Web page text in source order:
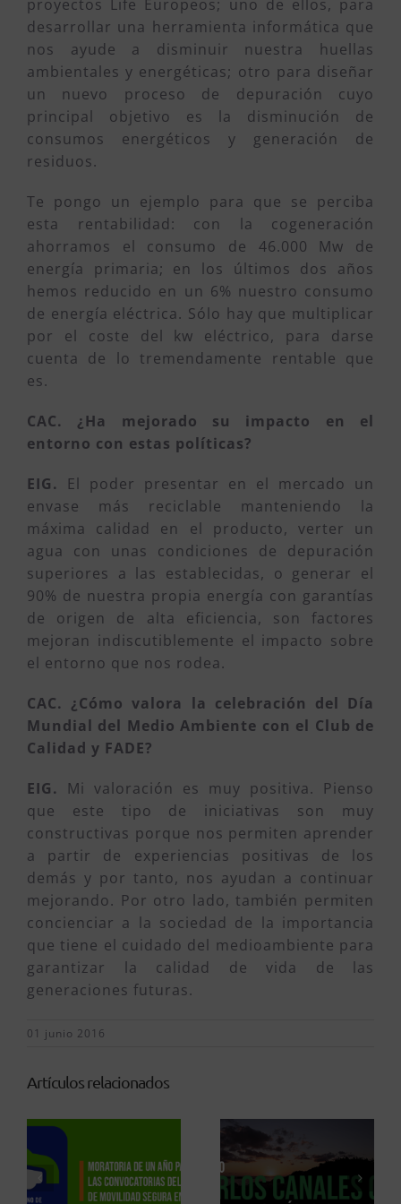
proyectos Life Europeos; uno de ellos, para
desarrollar una herramienta informática que
nos ayude a disminuir nuestra huellas
ambientales y energéticas; otro para diseñar
un nuevo proceso de depuración cuyo
principal objetivo es la disminución de
consumos energéticos y generación de
residuos.
Te pongo un ejemplo para que se perciba
esta rentabilidad: con la cogeneración
ahorramos el consumo de 46.000 Mw de
energía primaria; en los últimos dos años
hemos reducido en un 6% nuestro consumo
de energía eléctrica. Sólo hay que multiplicar
por el coste del kw eléctrico, para darse
cuenta de lo tremendamente rentable que
es.
CAC. ¿Ha mejorado su impacto en el
entorno con estas políticas?
EIG. El poder presentar en el mercado un
envase más reciclable manteniendo la
máxima calidad en el producto, verter un
agua con unas condiciones de depuración
superiores a las establecidas, o generar el
90% de nuestra propia energía con garantías
de origen de alta eficiencia, son factores
mejoran indiscutiblemente el impacto sobre
el entorno que nos rodea.
CAC. ¿Cómo valora la celebración del Día
Mundial del Medio Ambiente con el Club de
Calidad y FADE?
EIG. Mi valoración es muy positiva. Pienso
que este tipo de iniciativas son muy
constructivas porque nos permiten aprender
a partir de experiencias positivas de los
demás y por tanto, nos ayudan a continuar
mejorando. Por otro lado, también permiten
concienciar a la sociedad de la importancia
que tiene el cuidado del medioambiente para
garantizar la calidad de vida de las
generaciones futuras.
01 junio 2016
Artículos relacionados